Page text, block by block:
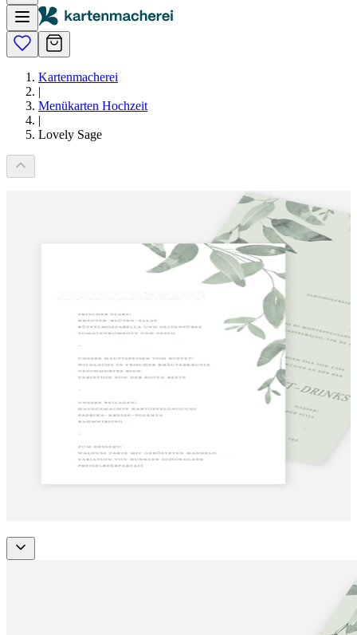
Kartenmacherei
|
Menükarten Hochzeit
|
Lovely Sage